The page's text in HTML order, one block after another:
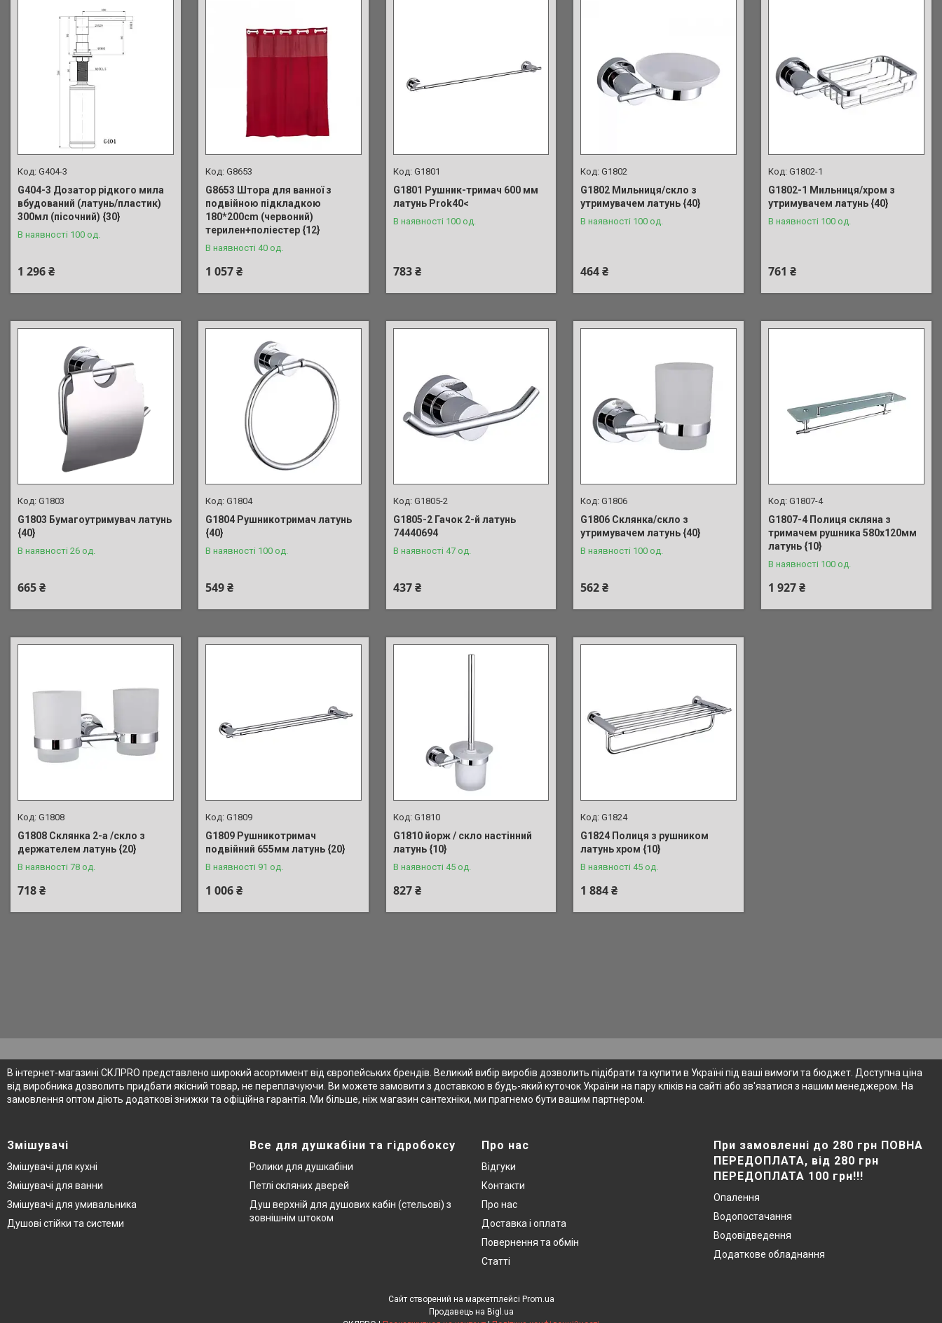
G404-3
G404-3 Дозатор рідкого мила
вбудований (латунь/пластик)
300мл (пісочний) {30}
В наявності 100 од.
1 296 ₴
G8653
G8653 Штора для ванної з
подвійною підкладкою
180*200cm (червоний)
терилен+поліестер {12}
В наявності 40 од.
1 057 ₴
G1801
G1801 Рушник-тримач 600 мм
латунь Prok40<
В наявності 100 од.
783 ₴
G1802
G1802 Мильниця/скло з
утримувачем латунь {40}
В наявності 100 од.
464 ₴
G1802-1
G1802-1 Мильниця/хром з
утримувачем латунь {40}
В наявності 100 од.
761 ₴
G1803
G1803 Бумагоутримувач латунь
{40}
В наявності 26 од.
665 ₴
G1804
G1804 Рушникотримач латунь
{40}
В наявності 100 од.
549 ₴
G1805-2
G1805-2 Гачок 2-й латунь
74440694
В наявності 47 од.
437 ₴
G1806
G1806 Склянка/скло з
утримувачем латунь {40}
В наявності 100 од.
562 ₴
G1807-4
G1807-4 Полиця скляна з
тримачем рушника 580х120мм
латунь {10}
В наявності 100 од.
1 927 ₴
G1808
G1808 Склянка 2-а /скло з
держателем латунь {20}
В наявності 78 од.
718 ₴
G1809
G1809 Рушникотримач
подвійний 655мм латунь {20}
В наявності 91 од.
1 006 ₴
G1810
G1810 йорж / скло настінний
латунь {10}
В наявності 45 од.
827 ₴
G1824
G1824 Полиця з рушником
латунь хром {10}
В наявності 45 од.
1 884 ₴
В інтернет-магазині СКЛPRO представлено широкий асортимент від європейських брендів. Великий вибір виробів дозволить підібрати та купити в Україні під ваші вимоги та бюджет. Доступна ціна
від виробника дозволить придбати якісний товар, не переплачуючи. Ви можете замовити з доставкою в будь-який куточок України на пару кліків на сайті або зв'язатися з нашим менеджером. На
замовлення оптом діють додаткові знижки та офіційна гарантія. Ми більше, ніж магазин сантехніки, ми прагнемо бути вашим партнером.
Змішувачі
Змішувачі для кухні
Змішувачі для ванни
Змішувачі для умивальника
Душові стійки та системи
Все для душкабіни та гідробоксу
Ролики для душкабіни
Петлі скляних дверей
Душ верхній для душових кабін (стельові) з
зовнішнім штоком
Про нас
Відгуки
Контакти
Про нас
Доставка і оплата
Повернення та обмін
Статті
При замовленні до 280 грн ПОВНА
ПЕРЕДОПЛАТА, від 280 грн
ПЕРЕДОПЛАТА 100 грн!!!
Опалення
Водопостачання
Водовідведення
Додаткове обладнання
Сайт створений на маркетплейсі Prom.ua
Продавець на Bigl.ua